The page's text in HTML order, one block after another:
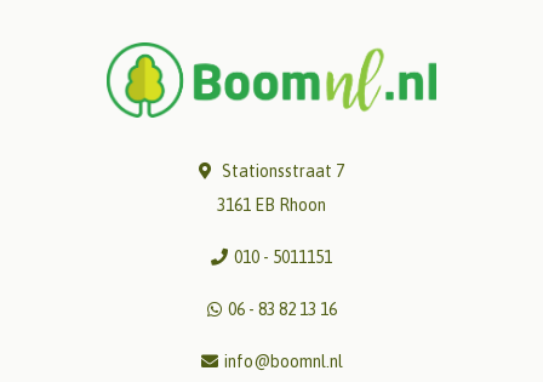
Stationsstraat 7
3161 EB Rhoon
010 - 5011151
06 - 83 82 13 16
info@boomnl.nl